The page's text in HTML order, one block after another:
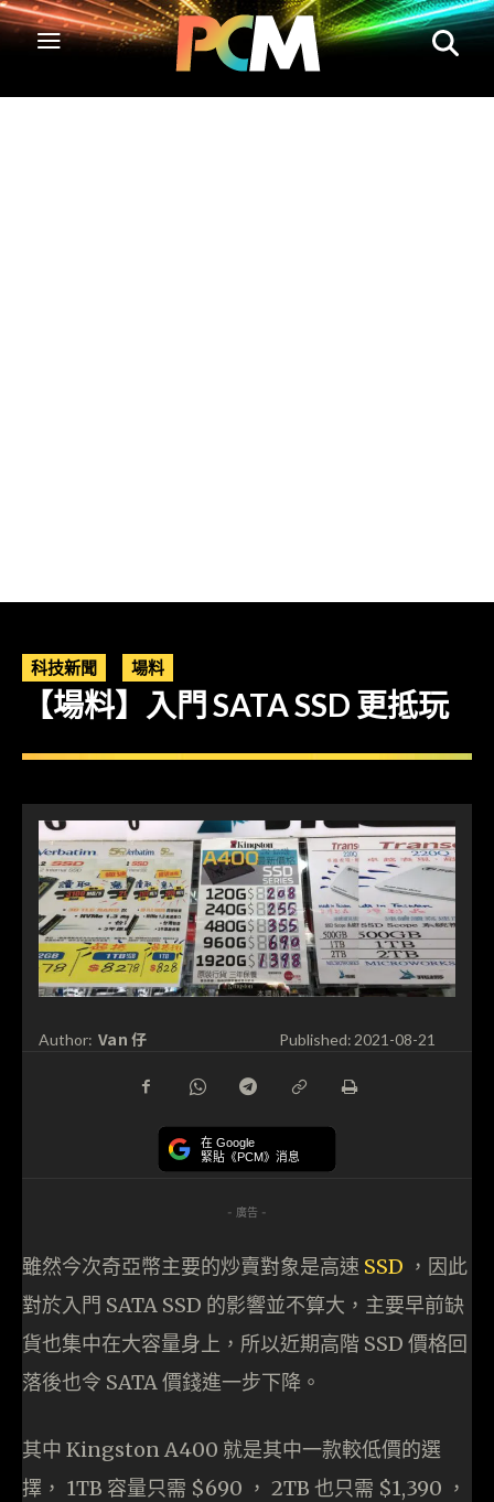
科技新聞 場料
【場料】入門 SATA SSD 更抵玩
Author: Van 仔 Published:2021-08-21
在 Google
緊貼《PCM》消息
- 廣告 -
雖然今次奇亞幣主要的炒賣對象是高速 SSD ，因此
對於入門 SATA SSD 的影響並不算大，主要早前缺
貨也集中在大容量身上，所以近期高階 SSD 價格回
落後也令 SATA 價錢進一步下降。
其中 Kingston A400 就是其中一款較低價的選
擇， 1TB 容量只需 $690 ， 2TB 也只需 $1,390 ，